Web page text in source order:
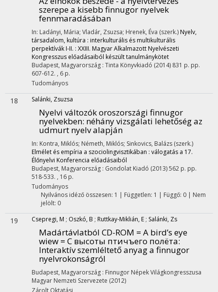
szerepe a kisebb finnugor nyelvek
fennmaradásában
In: Ladányi, Mária; Vladár, Zsuzsa; Hrenek, Éva (szerk.) Nyelv,
társadalom, kultúra : interkulturális és multikulturális
perpektívák I-II. : XXIII. Magyar Alkalmazott Nyelvészeti
Kongresszus előadásaiból készült tanulmánykötet
Budapest, Magyarország : Tinta Könyvkiadó (2014) 831 p. pp.
607-612. , 6 p.
Tudományos
18 Salánki, Zsuzsa
Nyelvi változók oroszországi finnugor
nyelvekben: néhány vizsgálati lehetőség az
udmurt nyelv alapján
In: Kontra, Miklós; Németh, Miklós; Sinkovics, Balázs (szerk.)
Elmélet és empíria a szociolingvisztikában : válogatás a 17.
Élőnyelvi Konferencia előadásaiból
Budapest, Magyarország : Gondolat Kiadó (2013)562 p. pp.
518-533. , 16 p.
Tudományos
Nyilvános idéző összesen: 1 | Független: 1 | Függő: 0 | Nem
jelölt: 0
19 Csepregi, M ; Oszkó, B ; Ruttkay-Miklián, E ; Salánki, Zs
Madártávlatból CD-ROM = A bird’s eye
wiew = С высоты птичъего полёта:
Interaktív szemléltető anyag a finnugor
nyelvrokonságról
Budapest, Magyarország : Finnugor Népek Világkongresszusa
Magyar Nemzeti Szervezete (2012)
Zárolt Oktatási